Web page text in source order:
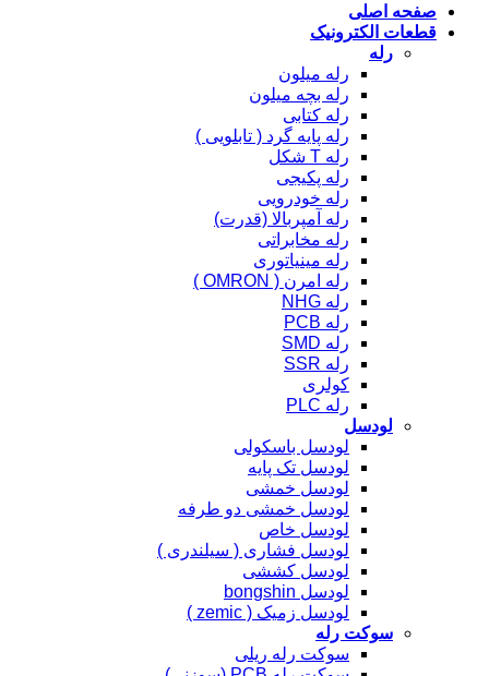
صفحه اصلی
قطعات الکترونیک
رله
رله میلون
رله بچه میلون
رله کتابی
رله پایه گرد ( تابلویی )
رله T شکل
رله پکیجی
رله خودرویی
رله آمپربالا (قدرت)
رله مخابراتی
رله مینیاتوری
رله امرن ( OMRON )
رله NHG
رله PCB
رله SMD
رله SSR
کولری
رله PLC
لودسل
لودسل باسکولی
لودسل تک پایه
لودسل خمشی
لودسل خمشی دو طرفه
لودسل خاص
لودسل فشاری ( سیلندری )
لودسل کششی
لودسل bongshin
لودسل زمیک ( zemic )
سوکت رله
سوکت رله ریلی